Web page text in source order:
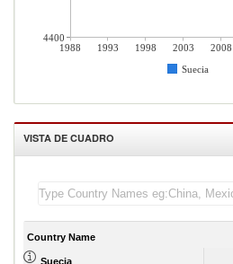
1988 1993 1998 2003 2008
Suecia
4400
VISTA DE CUADRO
Country Name
Suecia